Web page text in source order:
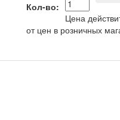
Кол-во:
Цена
от цен в розничных